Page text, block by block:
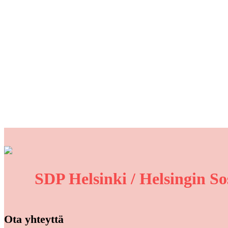
SDP Helsinki / Helsingin
Ota yhteyttä